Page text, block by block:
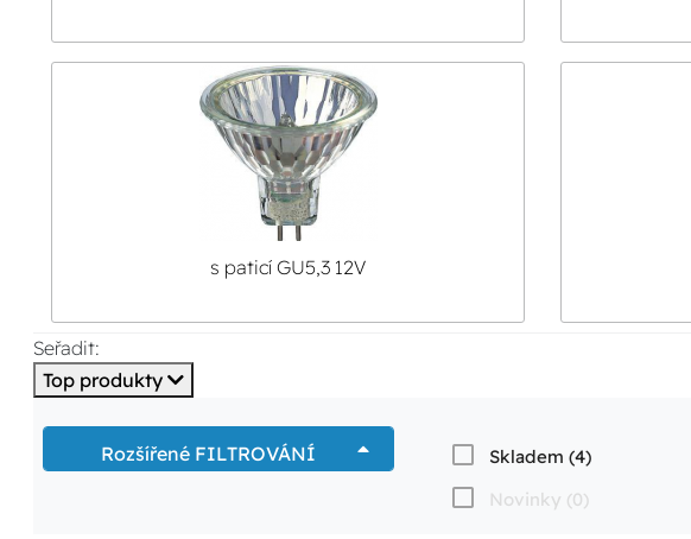
s paticí GU5,3 12V
Seřadit:
Top produkty
Rozšířené FILTROVÁNÍ Skladem (4)
Novinky (0)